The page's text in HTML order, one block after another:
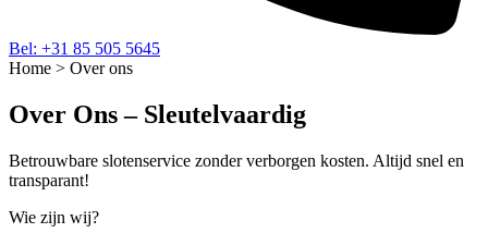
Bel: +31 85 505 5645‬
Home > Over ons
Over Ons – Sleutelvaardig
Betrouwbare slotenservice zonder verborgen kosten. Altijd snel en
transparant!
Wie zijn wij?